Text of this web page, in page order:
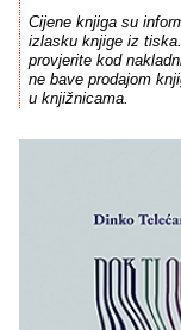
Cijene knjiga su
izlasku knjige iz
provjerite kod
ne bave prodajom
u knjižnicama.